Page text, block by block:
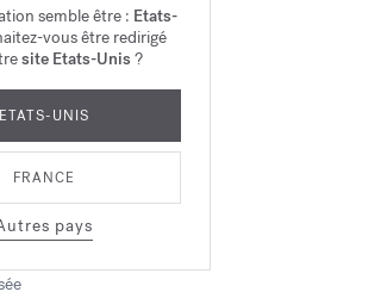
semble être : Etats-
vous être redirigé
site Etats-Unis ?
ETATS-UNIS
FRANCE
pays
le corps